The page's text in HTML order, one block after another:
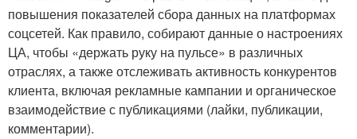
повышения показателей сбора данных на платформах
соцсетей. Как правило, собирают данные о настроениях
ЦА, чтобы «держать руку на пульсе» в различных
отраслях, а также отслеживать активность конкурентов
клиента, включая рекламные кампании и органическое
взаимодействие с публикациями (лайки, публикации,
комментарии).